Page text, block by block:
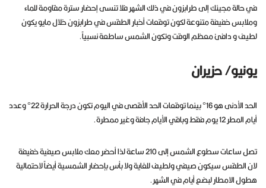
في حالة مجيئك إلى طرابزون في ذلك الشهر فلا تنسى إحضار سترة مقاومة للماء
وملابس خفيفة متنوعة لكون توقعات أخبار الطقس في طرابزون خلال مايو يكون
لطيف و دافئ معظم الوقت وتكون الشمس ساطعة نسبياً.
يونيو/ حزيران
الحد الأدنى هو 16° بينما توقعات الحد الأقصى في اليوم تكون درجة الحرارة 22° وعدد
أيام المطر 12 يوم فقط وباقي الأيام جافة وغير ممطرة.
تصل ساعات سطوع الشمس إلى 210 ساعة لذا أحضر معك ملابس صيفية خفيفة
لان الطقس سيكون صيفي ولطيف للغاية ولا بأس بإحضار الشمسية أيضاً لاحتمالية
هطول الامطار لبضع أيام في الشهر.